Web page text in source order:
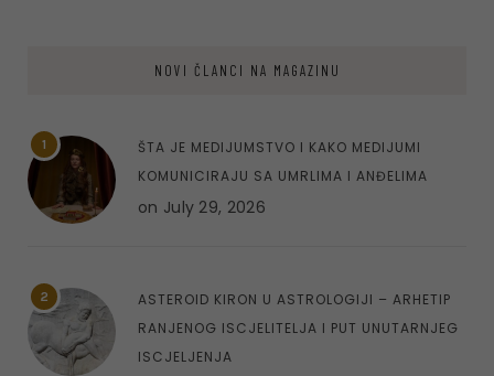
NOVI ČLANCI NA MAGAZINU
1
ŠTA JE MEDIJUMSTVO I KAKO MEDIJUMI
KOMUNICIRAJU SA UMRLIMA I ANĐELIMA
on July 29, 2026
2
ASTEROID KIRON U ASTROLOGIJI – ARHETIP
RANJENOG ISCJELITELJA I PUT UNUTARNJEG
ISCJELJENJA